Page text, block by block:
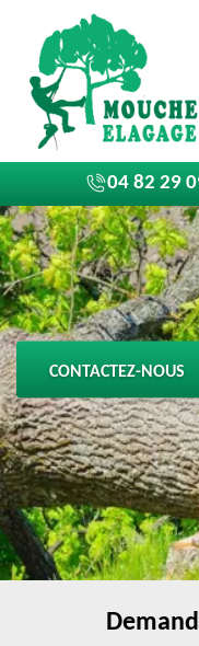
04 82 29
CONTACTEZ-NOUS